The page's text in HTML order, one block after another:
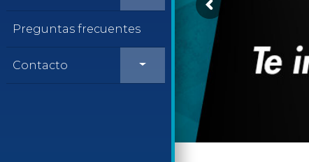
Preguntas frecuentes
Contacto